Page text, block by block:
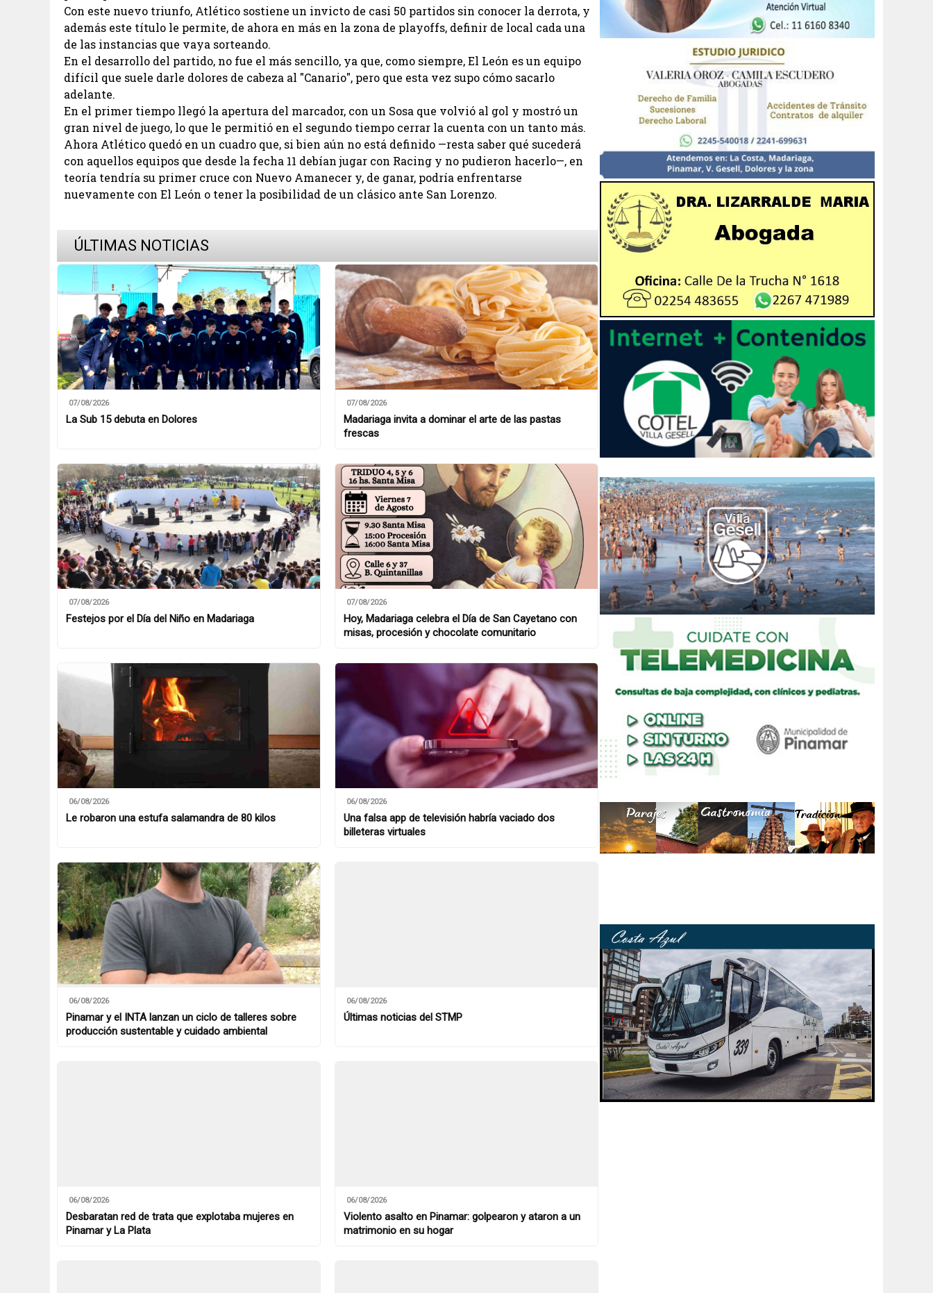
Con este nuevo triunfo, Atlético sostiene un invicto de casi 50 partidos sin conocer la derrota, y
además este título le permite, de ahora en más en la zona de playoffs, definir de local cada una
de las instancias que vaya sorteando.
En el desarrollo del partido, no fue el más sencillo, ya que, como siempre, El León es un equipo
difícil que suele darle dolores de cabeza al "Canario", pero que esta vez supo cómo sacarlo
adelante.
En el primer tiempo llegó la apertura del marcador, con un Sosa que volvió al gol y mostró un
gran nivel de juego, lo que le permitió en el segundo tiempo cerrar la cuenta con un tanto más.
Ahora Atlético quedó en un cuadro que, si bien aún no está definido —resta saber qué sucederá
con aquellos equipos que desde la fecha 11 debían jugar con Racing y no pudieron hacerlo—, en
teoría tendría su primer cruce con Nuevo Amanecer y, de ganar, podría enfrentarse
nuevamente con El León o tener la posibilidad de un clásico ante San Lorenzo.
ÚLTIMAS NOTICIAS
07/08/2026
La Sub 15 debuta en Dolores
07/08/2026
Madariaga invita a dominar el arte de las pastas
frescas
07/08/2026
Festejos por el Día del Niño en Madariaga
07/08/2026
Hoy, Madariaga celebra el Día de San Cayetano con
misas, procesión y chocolate comunitario
06/08/2026
Le robaron una estufa salamandra de 80 kilos
06/08/2026
Una falsa app de televisión habría vaciado dos
billeteras virtuales
06/08/2026
Pinamar y el INTA lanzan un ciclo de talleres sobre
producción sustentable y cuidado ambiental
06/08/2026
Últimas noticias del STMP
06/08/2026
Desbaratan red de trata que explotaba mujeres en
Pinamar y La Plata
06/08/2026
Violento asalto en Pinamar: golpearon y ataron a un
matrimonio en su hogar